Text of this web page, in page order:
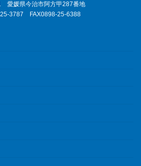
愛媛県今治市阿方甲287番地
3787 FAX0898-25-6388